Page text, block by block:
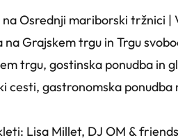
Osrednji mariborski tržnici |
Grajskem trgu in Trgu
trgu, gostinska ponudba in
gastronomska ponudba
Lisa Millet, DJ OM & friends